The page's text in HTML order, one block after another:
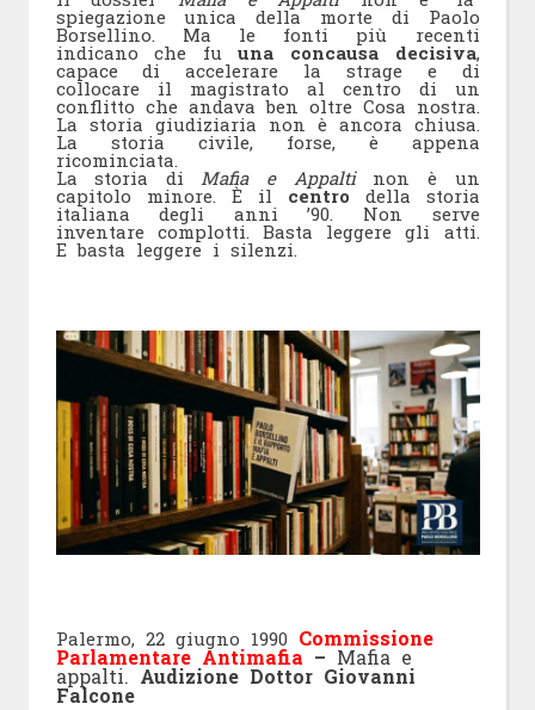
spiegazione unica della morte di Paolo
Borsellino. Ma le fonti più recenti
indicano che fuuna concausa decisiva,
capace di accelerare la strage e di
collocare il magistrato al centro di un
conflitto che andava ben oltre Cosa nostra.
La storia giudiziaria non è ancora chiusa.
La storia civile, forse, è appena
ricominciata.
La storia di Mafia e Appaltinon è un
capitolo minore. È il centro della storia
italiana degli anni ’90. Non serve
inventare complotti. Basta leggere gli atti.
E basta leggere i silenzi.
Palermo, 22 giugno 1990 Commissione
Parlamentare Antimafia – Mafia e
appalti. Audizione Dottor Giovanni
Falcone